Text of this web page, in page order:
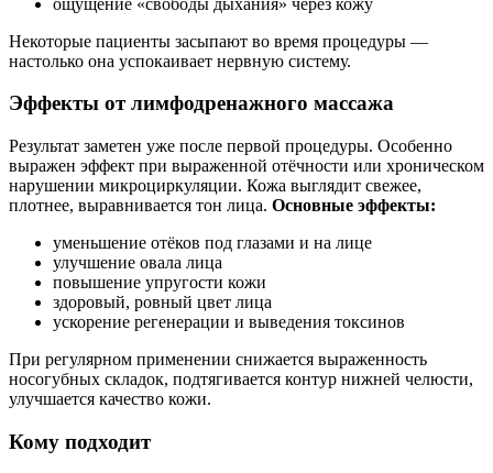
Некоторые пациенты засыпают во время процедуры —
настолько она успокаивает нервную систему.
Эффекты от лимфодренажного массажа
Результат заметен уже после первой процедуры. Особенно
выражен эффект при выраженной отёчности или хроническом
нарушении микроциркуляции. Кожа выглядит свежее,
плотнее, выравнивается тон лица. Основные эффекты:
уменьшение отёков под глазами и на лице
улучшение овала лица
повышение упругости кожи
здоровый, ровный цвет лица
ускорение регенерации и выведения токсинов
При регулярном применении снижается выраженность
носогубных складок, подтягивается контур нижней челюсти,
улучшается качество кожи.
Кому подходит